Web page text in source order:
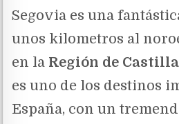
Segovia es una
unos kilometros al
en la Región de
es uno de los destinos
España, con un